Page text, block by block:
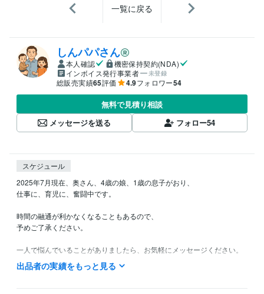
一覧に戻る
しんパパさん
本人確認
機密保持契約(NDA)
インボイス発行事業者
未登録
総販売実績65評価 4.9フォロワー54
無料で見積り相談
メッセージを送る
フォロー54
スケジュール
2025年7月現在、奥さん、4歳の娘、1歳の息子がおり、
仕事に、育児に、奮闘中です。
時間の融通が利かなくなることもあるので、
予めご了承ください。
一人で悩んでいることがありましたら、お気軽にメッセージください。
事前にご連絡くださった方は可能な限り日時の調整をしますので、
遠慮なくご連絡ください♪
受賞歴
出品者の実績をもっと見る